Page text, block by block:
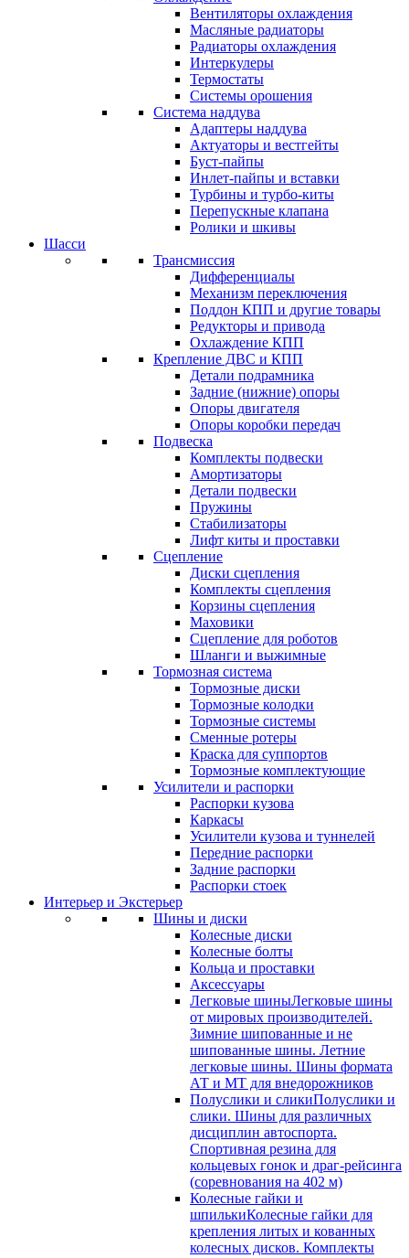
Вентиляторы охлаждения
Масляные радиаторы
Радиаторы охлаждения
Интеркулеры
Термостаты
Системы орошения
Система наддува
Адаптеры наддува
Актуаторы и вестгейты
Буст-пайпы
Инлет-пайпы и вставки
Турбины и турбо-киты
Перепускные клапана
Ролики и шкивы
Шасси
Трансмиссия
Дифференциалы
Механизм переключения
Поддон КПП и другие товары
Редукторы и привода
Охлаждение КПП
Крепление ДВС и КПП
Детали подрамника
Задние (нижние) опоры
Опоры двигателя
Опоры коробки передач
Подвеска
Комплекты подвески
Амортизаторы
Детали подвески
Пружины
Стабилизаторы
Лифт киты и проставки
Сцепление
Диски сцепления
Комплекты сцепления
Корзины сцепления
Маховики
Сцепление для роботов
Шланги и выжимные
Тормозная система
Тормозные диски
Тормозные колодки
Тормозные системы
Сменные ротеры
Краска для суппортов
Тормозные комплектующие
Усилители и распорки
Распорки кузова
Каркасы
Усилители кузова и туннелей
Передние распорки
Задние распорки
Распорки стоек
Интерьер и Экстерьер
Шины и диски
Колесные диски
Колесные болты
Кольца и проставки
Аксессуары
Легковые шиныЛегковые шины
от мировых производителей.
Зимние шипованные и не
шипованные шины. Летние
легковые шины. Шины формата
АТ и МТ для внедорожников
Полуслики и сликиПолуслики и
слики. Шины для различных
дисциплин автоспорта.
Спортивная резина для
кольцевых гонок и драг-рейсинга
(соревнования на 402 м)
Колесные гайки и
шпилькиКолесные гайки для
крепления литых и кованных
колесных дисков. Комплекты